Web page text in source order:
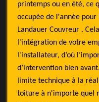
printemps ou en été, ce
occupée de l'année
Landauer Couvreur .
l'intégration de votre
l'installateur, d’où
d’intervention bien
limite technique à la
toiture à n'importe quel